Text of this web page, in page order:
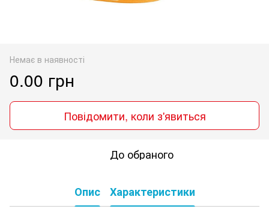
Немає в наявності
0.00 грн
Повідомити, коли з'явиться
До обраного
Опис Характеристики